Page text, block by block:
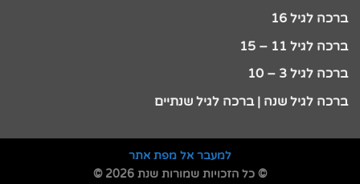
ברכה לגיל 16
ברכה לגיל 11 – 15
ברכה לגיל 3 – 10
ברכה לגיל שנה | ברכה לגיל שנתיים
למעבר אל מפת אתר
© כל הזכויות שמורות שנת 2026 ©